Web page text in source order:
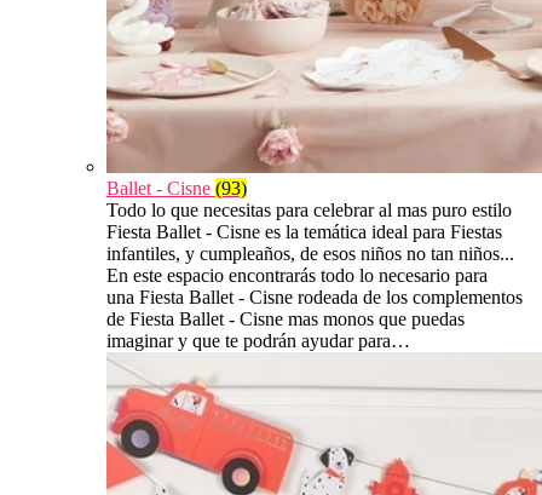
Ballet - Cisne (93)
Todo lo que necesitas para celebrar al mas puro estilo
Fiesta Ballet - Cisne es la temática ideal para Fiestas
infantiles, y cumpleaños, de esos niños no tan niños...
En este espacio encontrarás todo lo necesario para
una Fiesta Ballet - Cisne rodeada de los complementos
de Fiesta Ballet - Cisne mas monos que puedas
imaginar y que te podrán ayudar para…